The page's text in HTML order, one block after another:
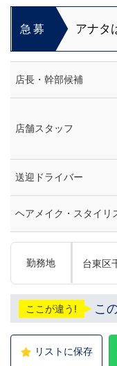
急募
アナタ
店長・幹部候補
店舗スタッフ
送迎ドライバー
ヘアメイク・スタイリ
勤務地 台東区
ここが違う! こ
リストに保存